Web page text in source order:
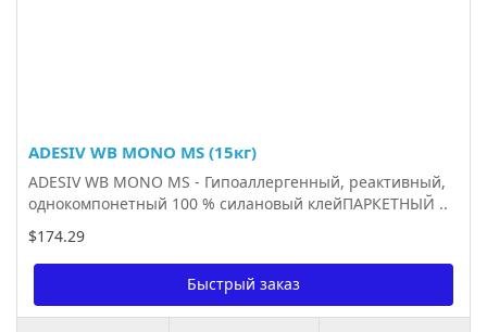
ADESIV WB MONO MS (15кг)
ADESIV WB MONO MS - Гипоаллергенный, реактивный,
однокомпонетный 100 % силановый клейПАРКЕТНЫЙ ..
$174.29
Быстрый заказ